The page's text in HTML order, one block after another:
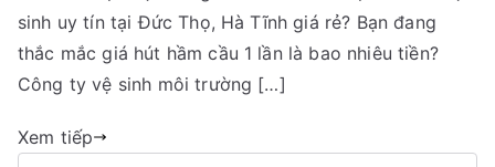
sinh
huyện
Đức
Tĩnh
sinh uy tín tại Đức Thọ, Hà Tĩnh giá rẻ? Bạn đang
thắc mắc giá hút hầm cầu 1 lần là bao nhiêu tiền?
Công ty vệ sinh môi trường […]
Xem tiếp